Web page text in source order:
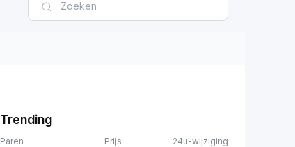
Trending
Paren Prijs 24u-wijziging